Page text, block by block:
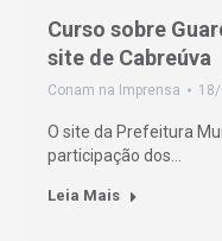
Curso sobre
site de Cabreúva
Conam na Imprensa
O site da Prefeitura
participação dos…
Leia Mais